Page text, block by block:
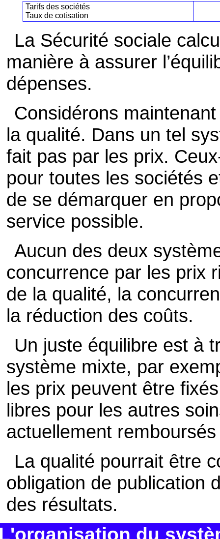
Tarifs des sociétés
Taux de cotisation
La Sécurité sociale
manière à assurer
dépenses.
Considérons
la qualité. Dans un tel
fait pas par les prix.
pour toutes les sociétés
de se démarquer en
service possible.
Aucun des deux
concurrence par les prix
de la qualité, la
la réduction des coûts.
Un juste équilibre est à
système mixte, par
les prix peuvent être
libres pour les autres
actuellement
La qualité pourrait être
obligation de publication
des résultats.
du